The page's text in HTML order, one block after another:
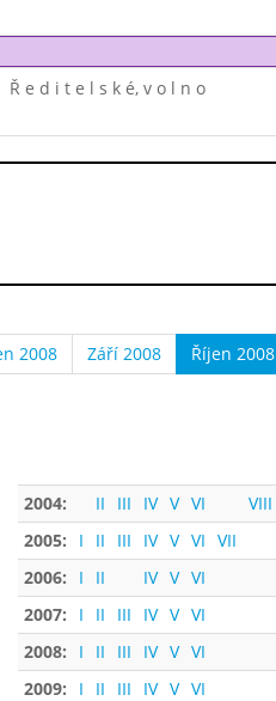
Ř e d i t e l s k é, v o l n o
2008 Září 2008 Říjen 2008
2004: II III IV V VI VIII
2005:
I II III IV V VI VII
2006:
I II IV V VI
2007:
I II III IV V VI
2008:
I II III IV V VI
2009:
I II III IV V VI